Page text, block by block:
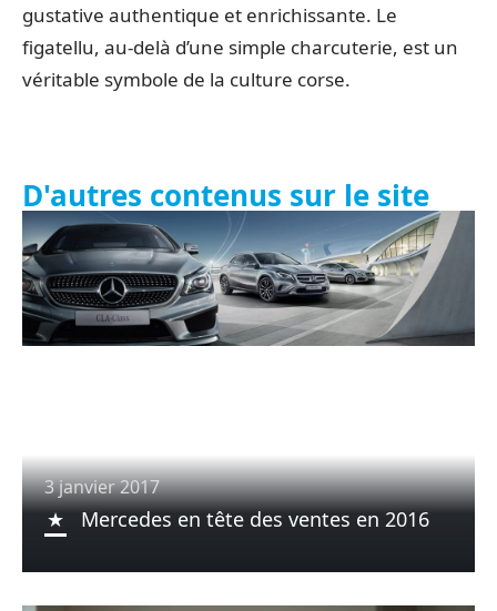
gustative authentique et enrichissante. Le
figatellu, au-delà d’une simple charcuterie, est un
véritable symbole de la culture corse.
D'autres contenus sur le site
3 janvier 2017
Mercedes en tête des ventes en 2016